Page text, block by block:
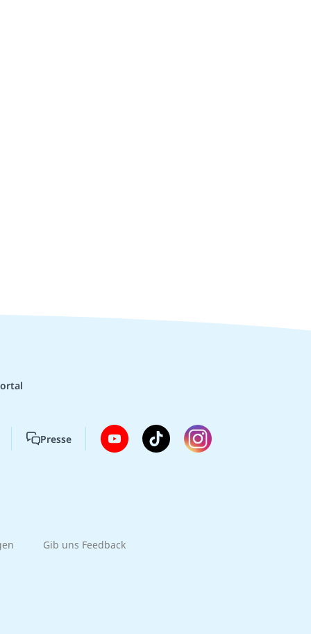
Presse
Gib uns Feedback